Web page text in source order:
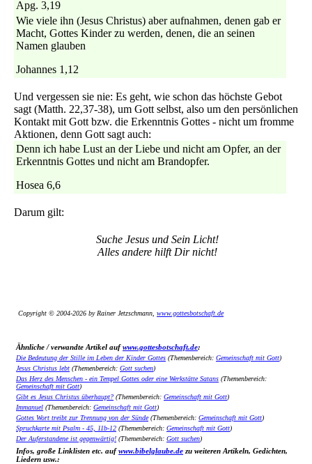
Apg. 3,19
Wie viele ihn (Jesus Christus) aber aufnahmen, denen gab er
Macht, Gottes Kinder zu werden, denen, die an seinen
Namen glauben
Johannes 1,12
Und vergessen sie nie: Es geht, wie schon das höchste Gebot
sagt (Matth. 22,37-38), um Gott selbst, also um den persönlichen
Kontakt mit Gott bzw. die Erkenntnis Gottes - nicht um fromme
Aktionen, denn Gott sagt auch:
Denn ich habe Lust an der Liebe und nicht am Opfer, an der
Erkenntnis Gottes und nicht am Brandopfer.
Hosea 6,6
Darum gilt:
Suche Jesus und Sein Licht!
Alles andere hilft Dir nicht!
Copyright © 2004-2026 by Rainer Jetzschmann, www.gottesbotschaft.de
Ähnliche / verwandte Artikel aufwww.gottesbotschaft.de:
Die Bedeutung der Stille im Leben der Kinder Gottes (Themenbereich: Gemeinschaft mit Gott)
Jesus Christus lebt (Themenbereich: Gott suchen)
Das Herz des Menschen - ein Tempel Gottes oder eine Werkstätte Satans (Themenbereich:
Gemeinschaft mit Gott)
Gibt es Jesus Christus überhaupt? (Themenbereich: Gemeinschaft mit Gott)
Immanuel (Themenbereich: Gemeinschaft mit Gott)
Gottes Wort treibt zur Trennung von der Sünde(Themenbereich: Gemeinschaft mit Gott)
Spruchkarte mit Psalm - 45, 11b-12 (Themenbereich: Gemeinschaft mit Gott)
Der Auferstandene ist gegenwärtig! (Themenbereich: Gott suchen)
Infos, große Linklisten etc. aufwww.bibelglaube.de zu weiteren Artikeln, Gedichten,
Liedern usw.: